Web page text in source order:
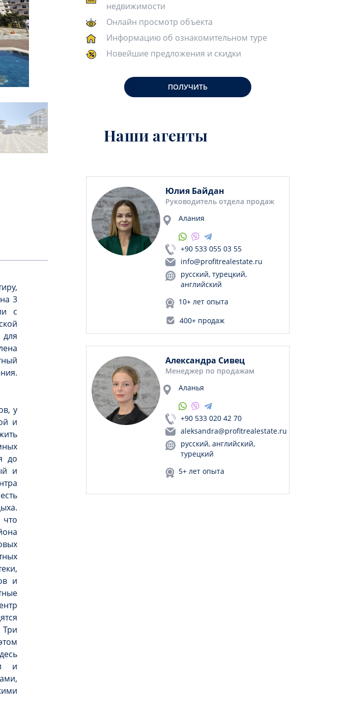
3
с
у
и
до
и
что
и
и
недвижимости
Онлайн просмотр объекта
Информацию об ознакомительном туре
Новейшие предложения и скидки
ПОЛУЧИТЬ
Наши агенты
Юлия Байдан
Руководитель отдела продаж
Алания
+90 533 055 03 55
info@profitrealestate.ru
русский, турецкий,
английский
10+ лет опыта
400+ продаж
Александра Сивец
Менеджер по продажам
Аланья
+90 533 020 42 70
aleksandra@profitrealestate.ru
русский, английский,
турецкий
5+ лет опыта